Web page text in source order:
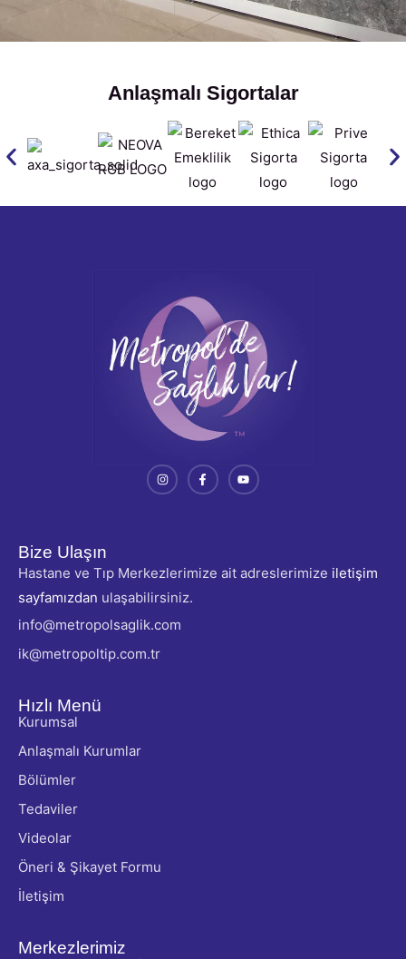
Anlaşmalı Sigortalar
Bize Ulaşın
Hastane ve Tıp Merkezlerimize ait adreslerimize iletişim
sayfamızdan ulaşabilirsiniz.
info@metropolsaglik.com
ik@metropoltip.com.tr
Hızlı Menü
Kurumsal
Anlaşmalı Kurumlar
Bölümler
Tedaviler
Videolar
Öneri & Şikayet Formu
İletişim
Merkezlerimiz